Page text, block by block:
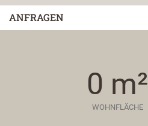
ANFRAGEN
0 m²
WOHNFLÄCHE